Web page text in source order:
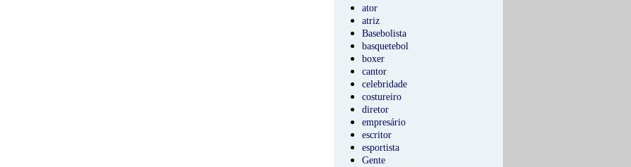
ator
atriz
Basebolista
basquetebol
boxer
cantor
celebridade
costureiro
diretor
empresário
escritor
esportista
Gente